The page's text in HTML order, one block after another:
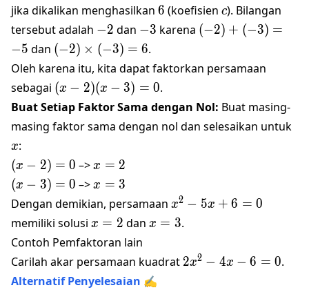
jika dikalikan menghasilkan 6
6 (koefisien c
c). Bilangan
tersebut adalah -2
−2 dan -3
−3 karena (-2)
=
(−2) + (−3) =
−5 dan (-2)
\times
(-3) =
6
(−2) × (−3) = 6.
Oleh karena itu, kita dapat faktorkan persamaan
sebagai (x
-
(x
3)
=
0
(x − 2)(x − 3) = 0.
Buat Setiap Faktor Sama dengan Nol: Buat masing-
masing faktor sama dengan nol dan selesaikan untuk
x:
(x
-
2)
=
0
(x − 2) = 0 –>x
=
x = 2
(x
-
=
0
(x − 3) = 0 –>x
=
x = 3
Dengan demikian, persamaan x^2
= 0
x2 − 5x + 6 = 0
memiliki solusi x
=
x = 2 dan x
x = 3.
Contoh Pemfaktoran lain
Carilah akar persamaan kuadrat 2x^2
2x2 − 4x − 6 = 0.
Alternatif Penyelesaian ✍️